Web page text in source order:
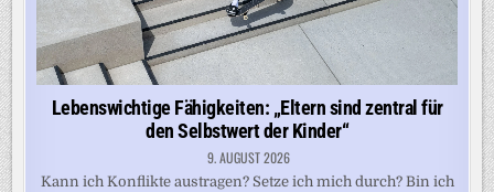
Lebenswichtige Fähigkeiten: „Eltern sind zentral für
den Selbstwert der Kinder“
9. AUGUST 2026
Kann ich Konflikte austragen? Setze ich mich durch? Bin ich